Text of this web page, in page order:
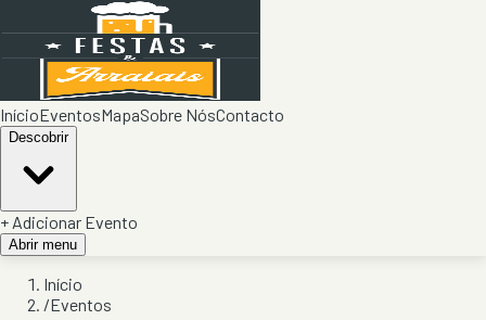
InícioEventosMapaSobre NósContacto
Descobrir
+ Adicionar Evento
Abrir menu
Início
/Eventos